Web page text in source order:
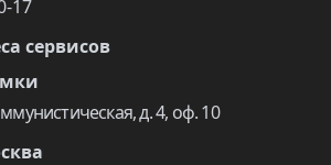
17
сервисов
д. 4, оф. 10